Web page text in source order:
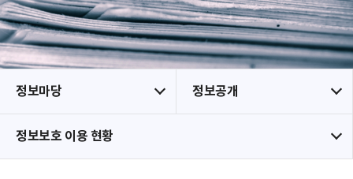
정보마당 정보공개
정보보호 이용 현황